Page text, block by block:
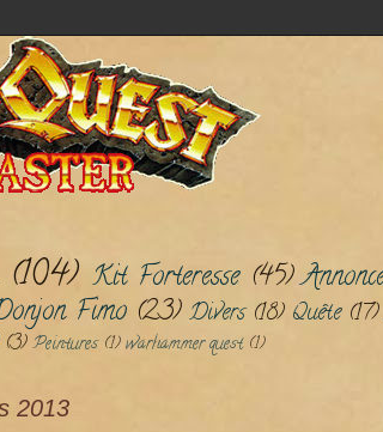
(104) Kit Forteresse (45)
Fimo (23) Divers (18) Quête (17)
(3) Peintures (1)warhammer quest (1)
2013